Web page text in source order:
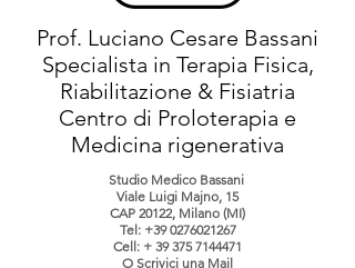
Prof. Luciano Cesare Bassani
Specialista in Terapia Fisica,
Riabilitazione & Fisiatria
Centro di Proloterapia e
Medicina rigenerativa
Studio Medico Bassani
Viale Luigi Majno, 15
CAP 20122, Milano (MI)
Tel: +39 0276021267
Cell: + 39 375 7144471
O Scrivici una Mail